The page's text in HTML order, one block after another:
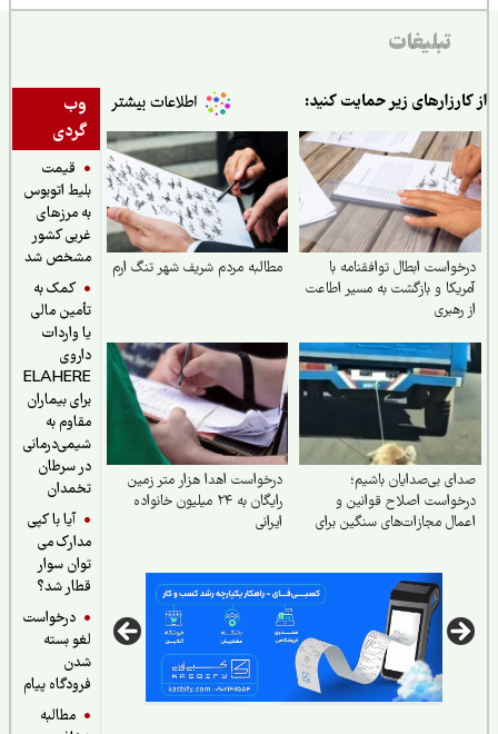
تبلیغات
وب
گردی
قیمت
بلیط اتوبوس
به مرزهای
غربی کشور
مشخص شد
کمک به
تأمین مالی
یا واردات
داروی
ELAHERE
برای بیماران
مقاوم به
شیمی‌درمانی
در سرطان
تخمدان
آیا با کپی
مدارک می
توان سوار
قطار شد؟
درخواست
لغو بسته
فرودگاه پیام
مطالبه
زیر حمایت کنید:
ابطال توافقنامه با
و بازگشت به مسیر اطاعت
مطالبه مردم شریف شهر تنگ ارم
بی‌صدایان باشیم؛
اصلاح قوانین و
مجازات‌های سنگین برای
درخواست اهدا هزار متر زمین
رایگان به ۲۴ میلیون خانواده
ایرانی